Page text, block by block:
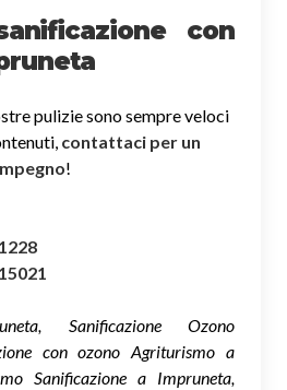
con
pulizie sono sempre veloci
contattaci per un
!
Sanificazione Ozono
con ozono Agriturismo a
Sanificazione a Impruneta,